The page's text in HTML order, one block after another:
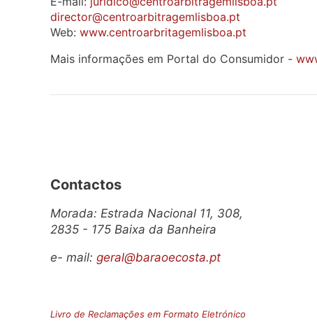
director@centroarbitragemlisboa.pt
Web: www.centroarbritagemlisboa.pt
Mais informações em Portal do Consumidor -
Contactos
Morada: Estrada Nacional 11, 308,
2835 - 175 Baixa da Banheira
e- mail: geral@baraoecosta.pt
Livro de Reclamações em Formato Eletrónico